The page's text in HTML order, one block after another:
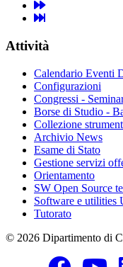
Attività
Calendario Eventi
Configurazioni
Congressi -
Borse di Studio -
Collezione
Archivio News
Esame di Stato
Gestione servizi
Orientamento
SW Open Source
Software e utilities
Tutorato
© 2026 Dipartimento di